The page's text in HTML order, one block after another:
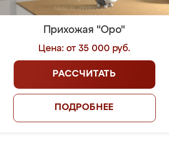
Прихожая "Оро"
Цена: от 35 000 руб.
РАССЧИТАТЬ
ПОДРОБНЕЕ